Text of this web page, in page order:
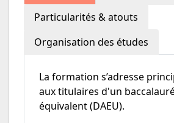
Particularités & atouts
Organisation des études
La formation s’adresse
aux titulaires d'un
équivalent (DAEU).